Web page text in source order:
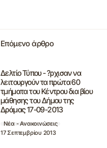
Επόμενο άρθρο
Δελτίο Τύπου - ?ρχισαν να
λειτουργούν τα πρώτα 60
τμήματα του Κέντρου δια βίου
μάθησης του Δήμου της
Δράμας 17-09-2013
Νέα - Ανακοινώσεις
17 Σεπτεμβρίου 2013